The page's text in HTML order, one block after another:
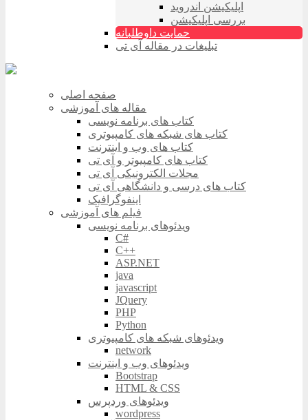
اپلیکیشن اندروید
بررسی اپلیکیشن
حمایت داوطلبانه
تبلیغات در مقاله آی تی
صفحه اصلی
مقاله های آموزشی
کتاب های برنامه نویسی
کتاب های شبکه های کامپیوتری
کتاب های وب و اینترنت
کتاب های کامپیوتر و آی تی
مجلات الکترونیکی آی تی
کتاب های درسی و دانشگاهی آی تی
اینفوگرافیک
فیلم های آموزشی
ویدئوهای برنامه نویسی
C#
C++
ASP.NET
java
javascript
JQuery
PHP
Python
ویدئوهای شبکه های کامپیوتری
network
ویدئوهای وب و اینترنت
Bootstrap
HTML & CSS
ویدئوهای وردپرس
wordpress